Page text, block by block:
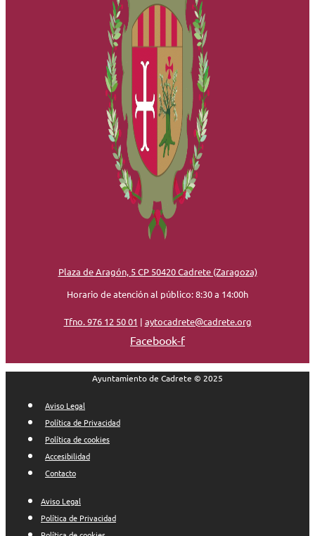
Plaza de Aragón, 5 CP 50420 Cadrete (Zaragoza)
Horario de atención al público: 8:30 a 14:00h
Tfno. 976 12 50 01 | aytocadrete@cadrete.org
Facebook-f
Ayuntamiento de Cadrete © 2025
Aviso Legal
Política de Privacidad
Política de cookies
Accesibilidad
Contacto
Aviso Legal
Política de Privacidad